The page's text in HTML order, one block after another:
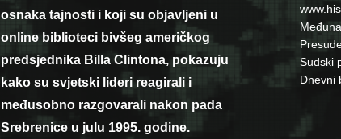
osnaka tajnosti i koji su objavljeni u
online biblioteci bivšeg američkog
predsjednika Billa Clintona, pokazuju
kako su svjetski lideri reagirali i
međusobno razgovarali nakon pada
Srebrenice u julu 1995. godine.
Sudski
Dnevni